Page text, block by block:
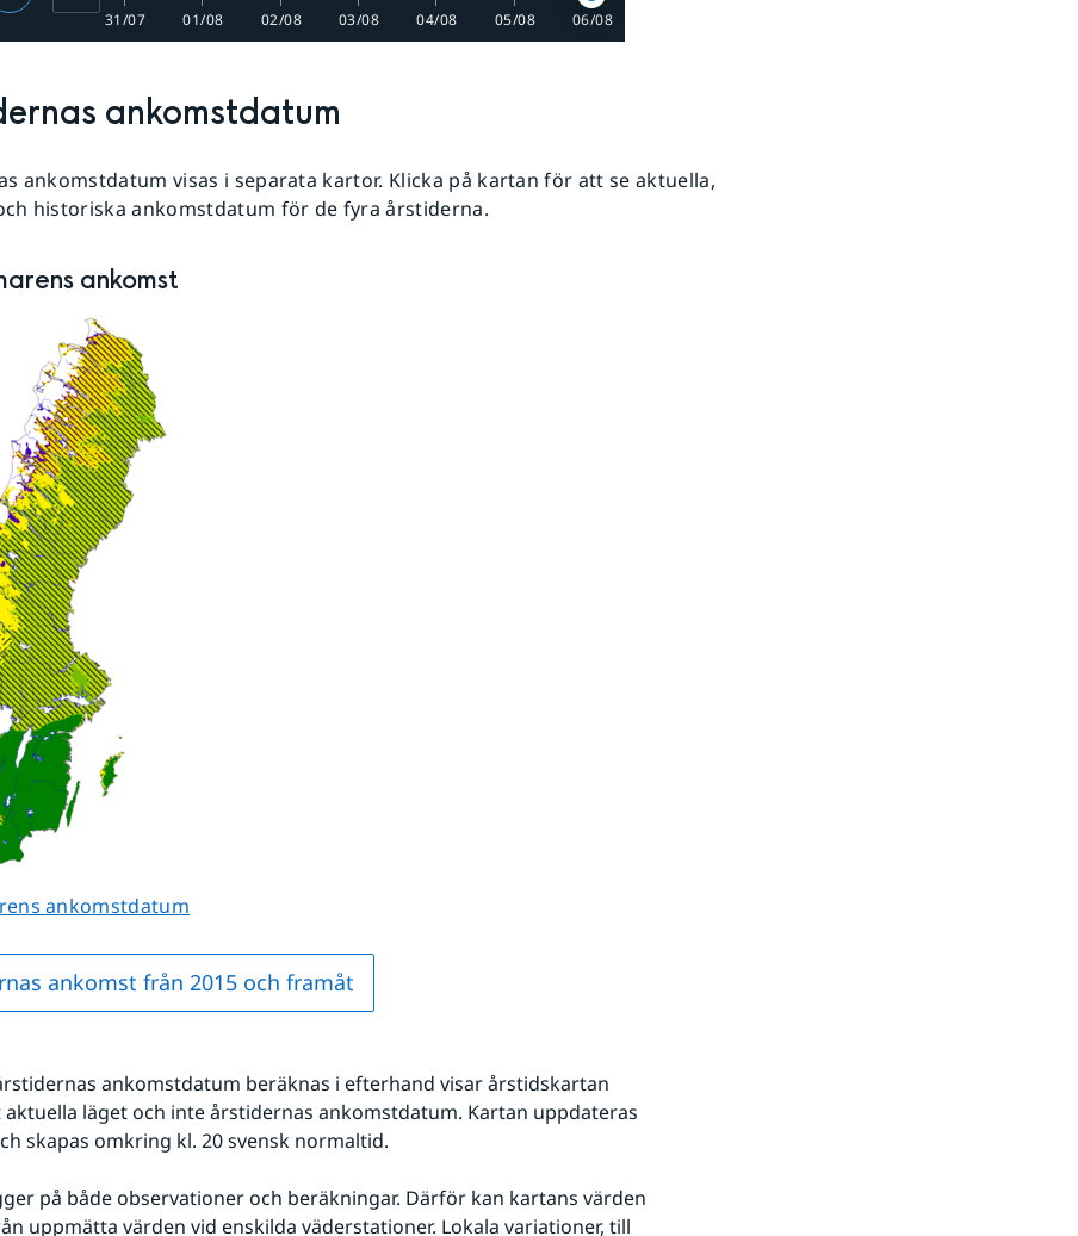
31/07 01/08 02/08 03/08 04/08 05/08 06/08
ankomstdatum
ankomstdatum visas i separata kartor. Klicka på kartan för att se aktuella,
historiska ankomstdatum för de fyra årstiderna.
ankomst
ankomstdatum
ankomst från 2015 och framåt
ankomstdatum beräknas i efterhand visar årstidskartan
aktuella läget och inte årstidernas ankomstdatum. Kartan uppdateras
skapas omkring kl. 20 svensk normaltid.
på både observationer och beräkningar. Därför kan kartans värden
uppmätta värden vid enskilda väderstationer. Lokala variationer, till